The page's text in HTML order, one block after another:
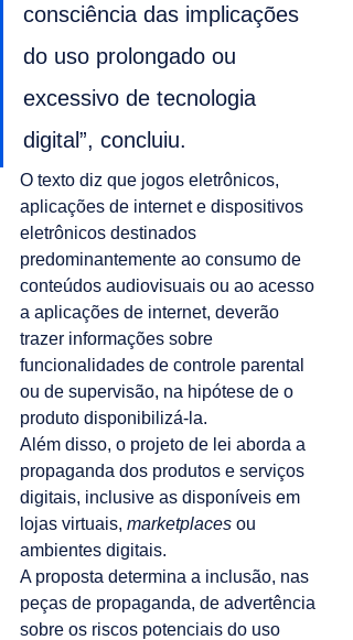
consciência das implicações
do uso prolongado ou
excessivo de tecnologia
digital”, concluiu.
O texto diz que jogos eletrônicos,
aplicações de internet e dispositivos
eletrônicos destinados
predominantemente ao consumo de
conteúdos audiovisuais ou ao acesso
a aplicações de internet, deverão
trazer informações sobre
funcionalidades de controle parental
ou de supervisão, na hipótese de o
produto disponibilizá-la.
Além disso, o projeto de lei aborda a
propaganda dos produtos e serviços
digitais, inclusive as disponíveis em
lojas virtuais, marketplaces ou
ambientes digitais.
A proposta determina a inclusão, nas
peças de propaganda, de advertência
sobre os riscos potenciais do uso